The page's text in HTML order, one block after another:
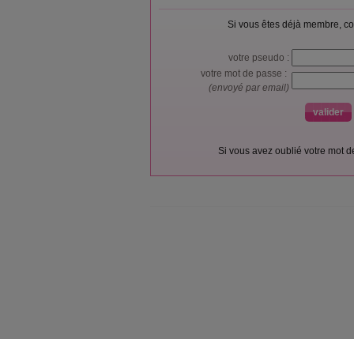
Si vous êtes déjà membre,
votre pseudo :
votre mot de passe :
(envoyé par email)
Si vous avez oublié votre mot